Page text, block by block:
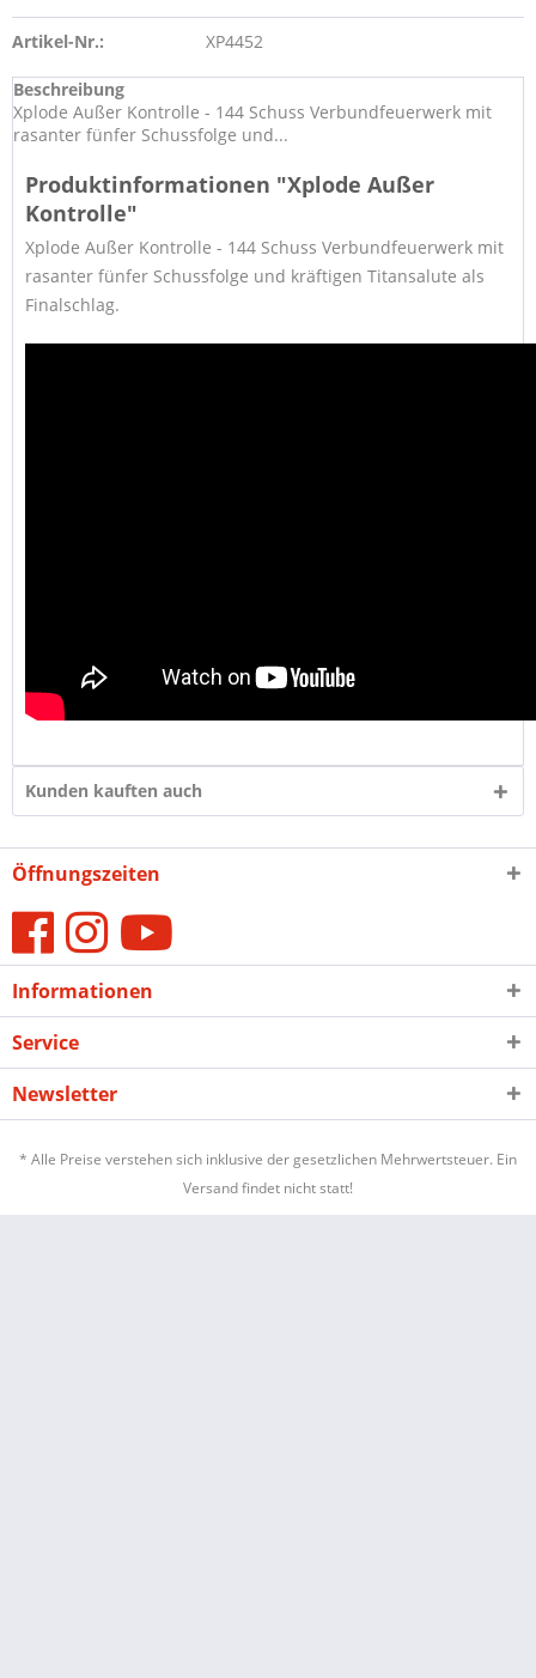
Artikel-Nr.: XP4452
Beschreibung
Xplode Außer Kontrolle - 144 Schuss Verbundfeuerwerk mit
rasanter fünfer Schussfolge und...
Produktinformationen "Xplode Außer
Kontrolle"
Xplode Außer Kontrolle - 144 Schuss Verbundfeuerwerk mit
rasanter fünfer Schussfolge und kräftigen Titansalute als
Finalschlag.
Kunden kauften auch
Öffnungszeiten
Informationen
Service
Newsletter
* Alle Preise verstehen sich inklusive der gesetzlichen Mehrwertsteuer. Ein
Versand findet nicht statt!